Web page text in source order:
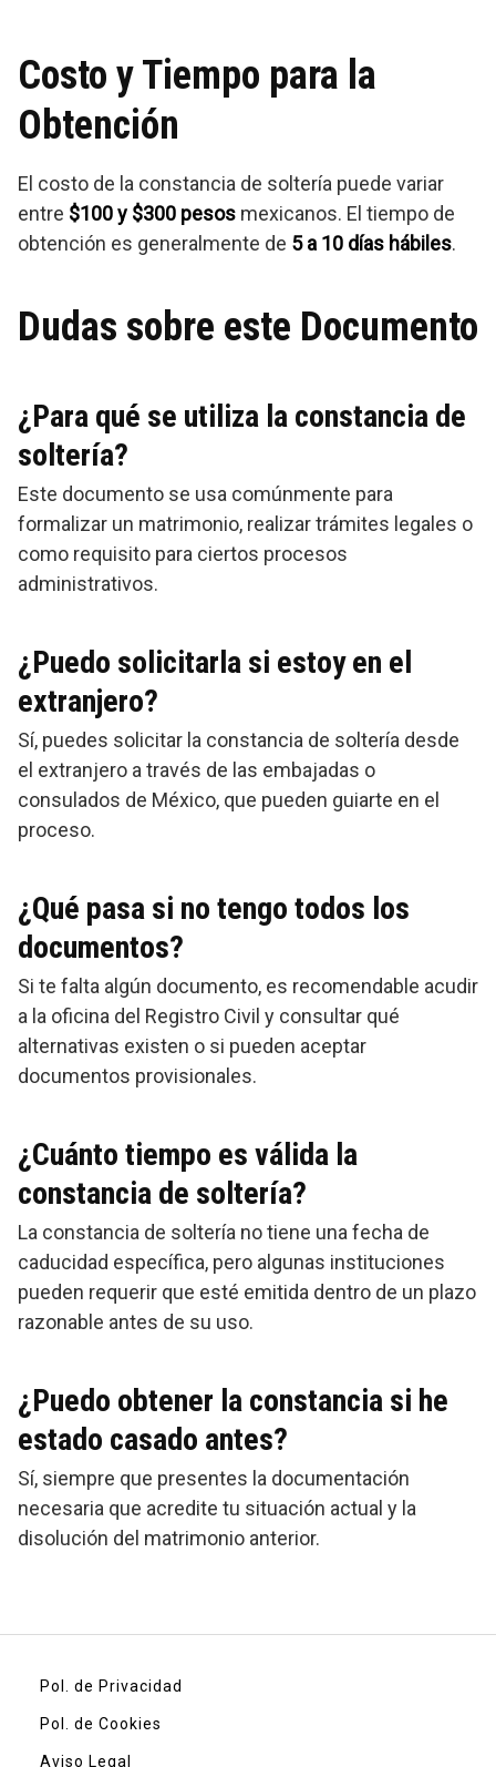
Costo y Tiempo para la
Obtención
El costo de la constancia de soltería puede variar
entre $100 y $300 pesos mexicanos. El tiempo de
obtención es generalmente de 5 a 10 días hábiles.
Dudas sobre este Documento
¿Para qué se utiliza la constancia de
soltería?
Este documento se usa comúnmente para
formalizar un matrimonio, realizar trámites legales o
como requisito para ciertos procesos
administrativos.
¿Puedo solicitarla si estoy en el
extranjero?
Sí, puedes solicitar la constancia de soltería desde
el extranjero a través de las embajadas o
consulados de México, que pueden guiarte en el
proceso.
¿Qué pasa si no tengo todos los
documentos?
Si te falta algún documento, es recomendable acudir
a la oficina del Registro Civil y consultar qué
alternativas existen o si pueden aceptar
documentos provisionales.
¿Cuánto tiempo es válida la
constancia de soltería?
La constancia de soltería no tiene una fecha de
caducidad específica, pero algunas instituciones
pueden requerir que esté emitida dentro de un plazo
razonable antes de su uso.
¿Puedo obtener la constancia si he
estado casado antes?
Sí, siempre que presentes la documentación
necesaria que acredite tu situación actual y la
disolución del matrimonio anterior.
Pol. de Privacidad
Pol. de Cookies
Aviso Legal